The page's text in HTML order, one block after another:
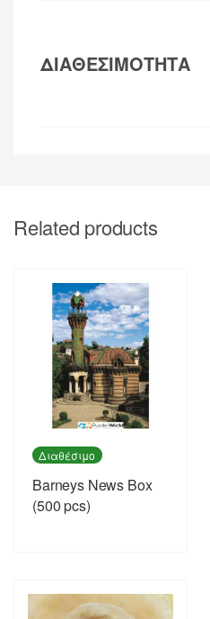
ΔΙΑΘΕΣΙΜΟΤΗΤΑ
Related products
Διαθέσιμο
Barneys News Box
(500 pcs)